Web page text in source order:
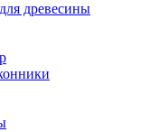
древесины